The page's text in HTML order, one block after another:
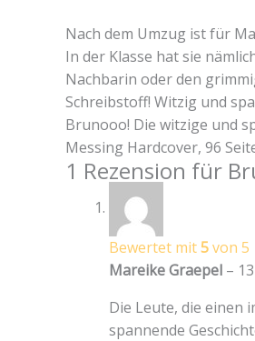
Nach dem Umzug ist für
In der Klasse hat sie
Nachbarin oder den
Schreibstoff! Witzig und
Brunooo! Die witzige und
Messing Hardcover, 96
1 Rezension für
Bewertet mit5von 5
Mareike Graepel –
Die Leute, die einen
spannende